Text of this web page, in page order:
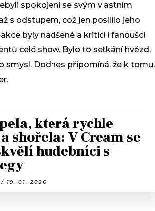
spokojeni se svým vlastním
s odstupem, což jen posílilo jeho
byly nadšené a kritici i fanoušci
celé show. Bylo to setkání hvězd,
Dodnes připomíná, že k tomu,
která rychle
shořela: V Cream se
hudebníci s
/ 19. 01. 2026